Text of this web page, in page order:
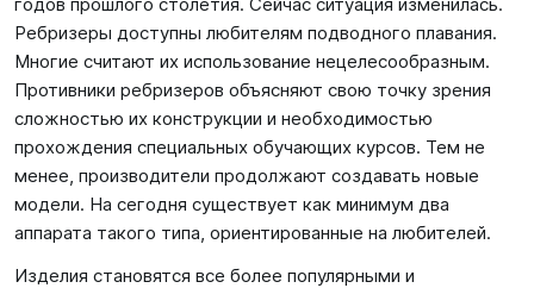
Ребризеры доступны любителям подводного плавания.
Многие считают их использование нецелесообразным.
Противники ребризеров объясняют свою точку зрения
сложностью их конструкции и необходимостью
прохождения специальных обучающих курсов. Тем не
менее, производители продолжают создавать новые
модели. На сегодня существует как минимум два
аппарата такого типа, ориентированные на любителей.
Изделия становятся все более популярными и